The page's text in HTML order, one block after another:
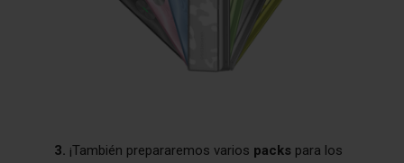
3. ¡También prepararemos varios packs para los